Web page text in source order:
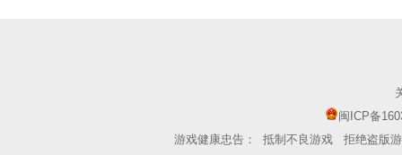
闽ICP备
游戏健康忠告：
抵制不良游戏 拒绝盗版